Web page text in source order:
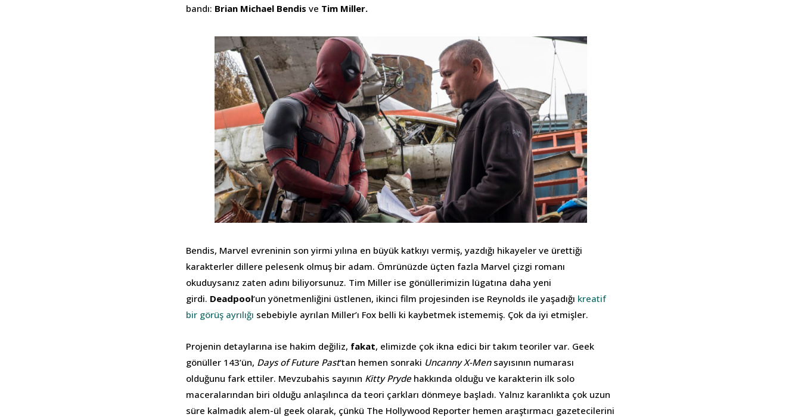
bandı: Brian Michael Bendis ve Tim Miller.
Bendis, Marvel evreninin son yirmi yılına en büyük katkıyı vermiş, yazdığı hikayeler ve ürettiği
karakterler dillere pelesenk olmuş bir adam. Ömrünüzde üçten fazla Marvel çizgi romanı
okuduysanız zaten adını biliyorsunuz. Tim Miller ise gönüllerimizin lügatına daha yeni
girdi. Deadpool‘un yönetmenliğini üstlenen, ikinci film projesinden ise Reynolds ile yaşadığı kreatif
bir görüş ayrılığı sebebiyle ayrılan Miller’ı Fox belli ki kaybetmek istememiş. Çok da iyi etmişler.
Projenin detaylarına ise hakim değiliz, fakat, elimizde çok ikna edici bir takım teoriler var. Geek
gönüller 143’ün, Days of Future Past‘tan hemen sonraki Uncanny X-Mensayısının numarası
olduğunu fark ettiler. Mevzubahis sayının Kitty Pryde hakkında olduğu ve karakterin ilk solo
maceralarından biri olduğu anlaşılınca da teori çarkları dönmeye başladı. Yalnız karanlıkta çok uzun
süre kalmadık alem-ül geek olarak, çünkü The Hollywood Reporter hemen araştırmacı gazetecilerini